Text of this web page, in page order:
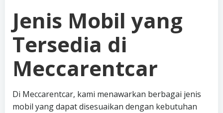
Jenis Mobil yang
Tersedia di
Meccarentcar
Di Meccarentcar, kami menawarkan berbagai jenis
mobil yang dapat disesuaikan dengan kebutuhan